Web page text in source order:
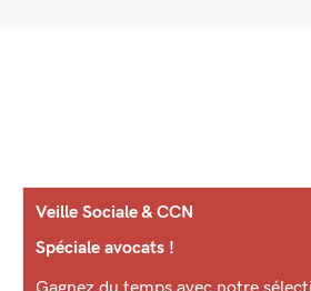
Veille Sociale & CCN
Spéciale avocats !